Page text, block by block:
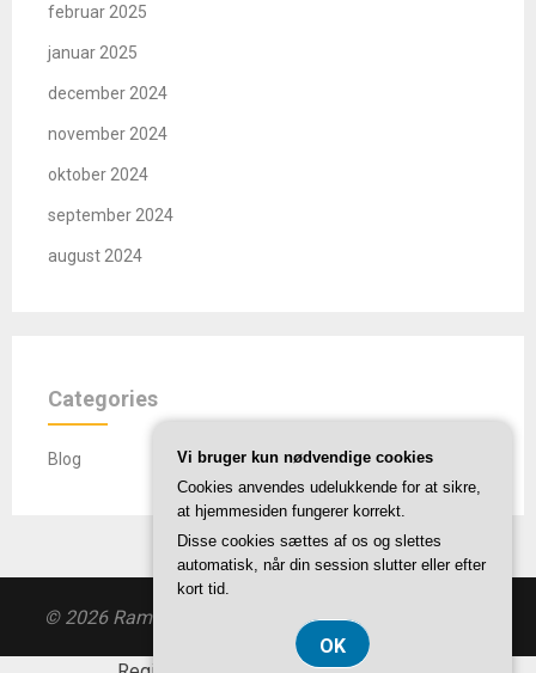
februar 2025
januar 2025
december 2024
november 2024
oktober 2024
september 2024
august 2024
Categories
Blog
© 2026 Ramsgaard-co.dk | Theme by
Vi bruger kun nødvendige cookies
Cookies anvendes udelukkende for at sikre,
at hjemmesiden fungerer korrekt.
Disse cookies sættes af os og slettes
automatisk, når din session slutter eller efter
kort tid.
OK